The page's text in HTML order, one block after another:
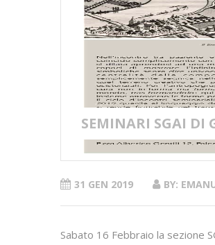
SEMINARI SGAI DI
31 GEN 2019 BY:
Sabato 16 Febbraio la sezione